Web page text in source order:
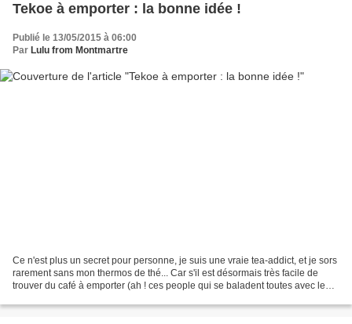
Tekoe à emporter : la bonne idée !
Publié le 13/05/2015 à 06:00
Par Lulu from Montmartre
Ce n'est plus un secret pour personne, je suis une vraie tea-addict, et je sors
rarement sans mon thermos de thé... Car s'il est désormais très facile de
trouver du café à emporter (ah ! ces people qui se baladent toutes avec leurs